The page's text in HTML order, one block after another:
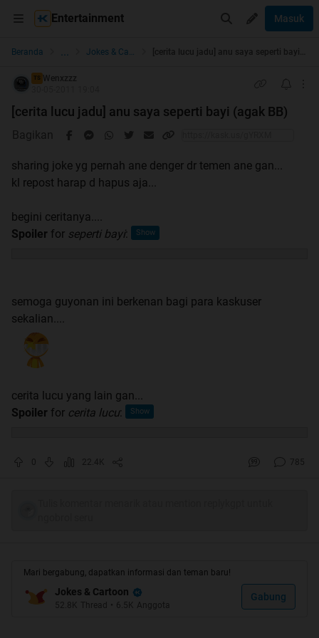
Entertainment Masuk
Beranda ... Jokes & Cartoon
TS Wenxzzz
[cerita lucu jadu] anu saya seperti bayi (agak BB)
Bagikan
sharing joke yg pernah ane denger dr temen ane gan...
kl repost harap d hapus aja...
begini ceritanya....
Spoiler for seperti bayi:
semoga guyonan ini berkenan bagi para kaskuser
sekalian....
cerita lucu yang lain gan...
Spoiler for cerita lucu:
22.4K 785
Mari bergabung, dapatkan informasi dan teman baru!
Jokes & Cartoon
52.8K Thread • 6.5K Anggota
Gabung